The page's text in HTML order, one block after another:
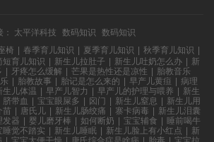
太平洋科技 数码知识
数码知识
椅 春季育儿知识 夏季育儿知识 秋季育儿知识
短育儿知识 新生儿拉肚子 新生儿吐奶怎么办
新
牙疼怎么缓解 芒果是热性还是凉性
胎教音乐
胎教故事 胎记是怎么来的 早产儿黄疸
病理
生儿体温 早产儿智力 早产儿的护理与喂养
新生
脐带血 宝宝眼屎多 囟门 新生儿窒息
新生儿用
苗 唐氏儿 新生儿肠绞痛 寨卡病毒
新生儿泪囊
发器 婴儿磨牙棒 如何断奶 宝宝辅食
睡前喝牛
睡觉不踏实 新生儿睡眠 新生儿脸上有小红点
新